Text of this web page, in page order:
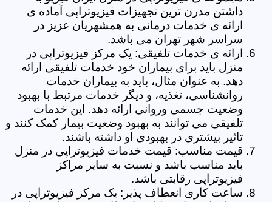
داشتن مدرن ترین تجهیزات فیزیوتراپی آماده ی
ارائه ی خدمات درمانی به همشهریان عزیز در
سراسر شهر تهران می باشد.
ارائه ی خدمات تلفیقی: یک مرکز فیزیوتراپی در
منزل باید برای بیماران خود خدمات تلفیقی ارائه
دهد. به عنوان مثال، باید به بیماران خدمات
روانشناسی، تغذیه، و دیگر خدمات مرتبط با بهبود
وضعیت جسمی وروانی ارائه دهد. این خدمات
تلفیقی می توانند به بهبود وضعیت بیمار کمک کنند و
تاثیر بیشتری در بهبودی او داشته باشند.
قیمت مناسب: قیمت خدمات فیزیوتراپی در منزل
باید مناسب باشد و نسبت به سایر مراکز
فیزیوتراپی رقابتی باشد.
ساعت کاری انعطاف پذیر: یک مرکز فیزیوتراپی در